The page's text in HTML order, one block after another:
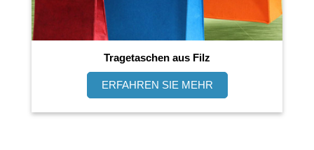
Tragetaschen aus Filz
ERFAHREN SIE MEHR